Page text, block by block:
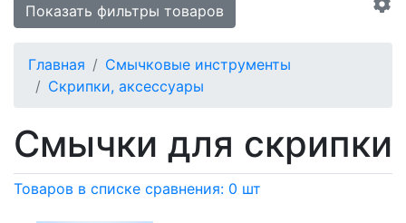
Показать фильтры товаров
Главная
Смычковые инструменты
Скрипки, аксессуары
Смычки для скрипки
Товаров в списке сравнения: 0 шт